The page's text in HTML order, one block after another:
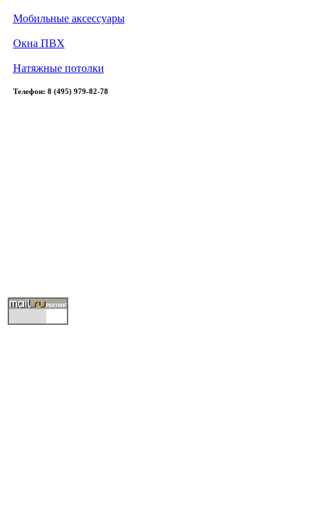
Мобильные аксессуары
Окна ПВХ
Натяжные потолки
Телефон: 8 (495) 979-82-78